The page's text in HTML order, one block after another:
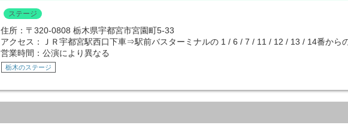
ステージ
住所：〒320-0808 栃木県宇都宮市宮園町5-33
アクセス：ＪＲ宇都宮駅西口下車⇒駅前バスターミナルの 1 / 6 / 7 / 11 / 12 / 13 / 14番か
営業時間：公演により異なる
栃木のステージ